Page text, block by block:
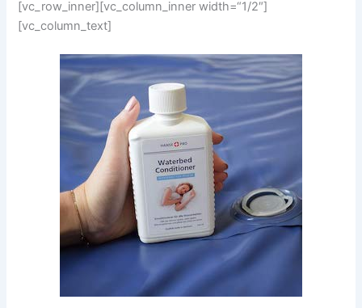
[vc_row_inner][vc_column_inner width=“1/2″]
[vc_column_text]